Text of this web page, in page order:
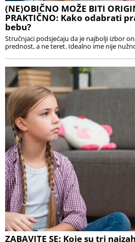
(NE)OBIČNO MOŽE BITI
PRAKTIČNO: Kako odabrati
bebu?
Stručnjaci podsjećaju da je najbolji izbor
prednost, a ne teret. Idealno ime nije
ZABAVITE SE: Koje su tri